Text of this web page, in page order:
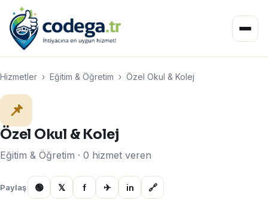
Hizmetler › Eğitim & Öğretim › Özel Okul & Kolej
📌
Özel Okul & Kolej
Eğitim & Öğretim · 0 hizmet veren
Paylaş 🟢 𝕏 f ✈ in 🔗